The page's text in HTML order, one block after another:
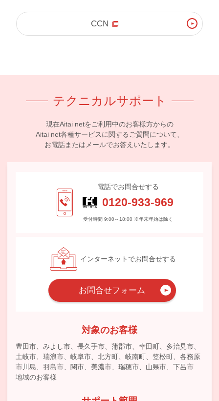
CCN
テクニカルサポート
現在Aitai netをご利用中のお客様方からの
Aitai net各種サービスに関するご質問について、
お電話またはメールでお答えいたします。
電話でお問合せする
0120-933-969
受付時間 9:00～18:00 ※年末年始は除く
インターネットでお問合せする
お問合せフォーム
対象のお客様
豊田市、みよし市、長久手市、蒲郡市、幸田町、多治見市、
土岐市、瑞浪市、岐阜市、北方町、岐南町、笠松町、各務原
市川島、羽島市、関市、美濃市、瑞穂市、山県市、下呂市
地域のお客様